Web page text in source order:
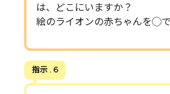
は、どこにいますか？
絵のライオンの赤ちゃんを◯で
指示 . 6